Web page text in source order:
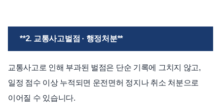
**2. 교통사고벌점 · 행정처분**
교통사고로 인해 부과된 벌점은 단순 기록에 그치지 않고,
일정 점수 이상 누적되면 운전면허 정지나 취소 처분으로
이어질 수 있습니다.